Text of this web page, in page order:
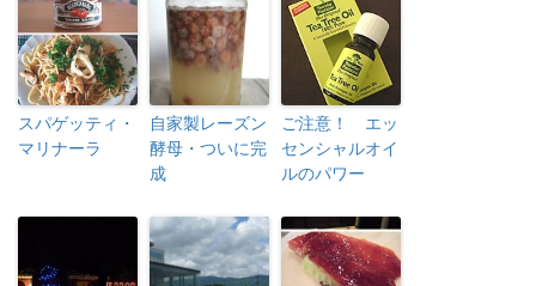
スパゲッティ・
マリナーラ
自家製レーズン
酵母・ついに完
成
ご注意！ エッ
センシャルオイ
ルのパワー